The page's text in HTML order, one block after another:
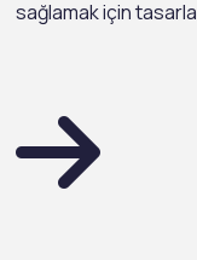
sağlamak için